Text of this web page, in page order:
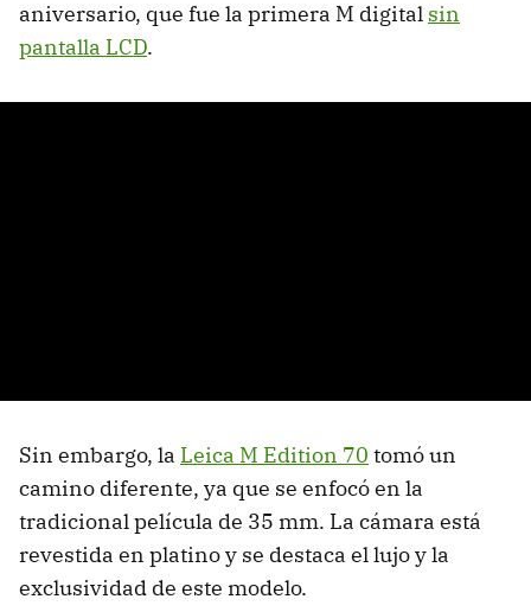
aniversario, que fue la primera M digital sin
pantalla LCD.
Sin embargo, la Leica M Edition 70 tomó un
camino diferente, ya que se enfocó en la
tradicional película de 35 mm. La cámara está
revestida en platino y se destaca el lujo y la
exclusividad de este modelo.